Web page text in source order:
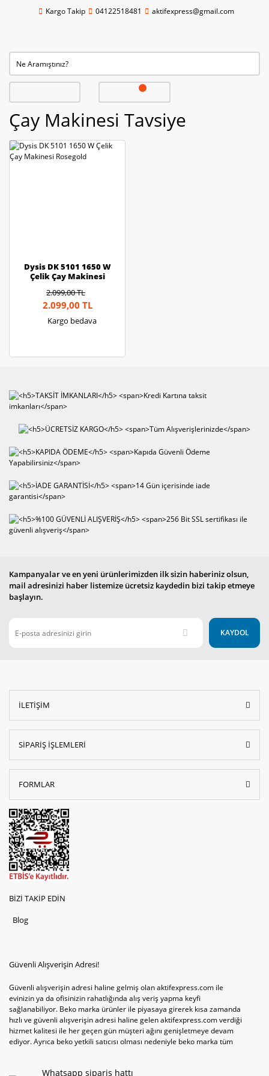
Kargo Takip 04122518481 aktifexpress@gmail.com
Çay Makinesi Tavsiye
Dysis DK 5101 1650 W
Çelik Çay Makinesi
2.099,00 TL
2.099,00 TL
Kargo bedava
Kampanyalar ve en yeni ürünlerimizden ilk sizin haberiniz olsun,
mail adresinizi haber listemize ücretsiz kaydedin bizi takip etmeye
başlayın.
KAYDOL
İLETİŞİM
SİPARİŞ İŞLEMLERİ
FORMLAR
BİZİ TAKİP EDİN
Blog
Güvenli Alışverişin Adresi!
Güvenli alışverişin adresi haline gelmiş olan aktifexpress.com ile
evinizin ya da ofisinizin rahatlığında alış veriş yapma keyfi
sağlanabiliyor. Beko marka ürünler ile piyasaya girerek kısa zamanda
hızlı ve güvenli alışverişin adresi haline gelen aktifexpress.com verdiği
hizmet kalitesi ile her geçen gün müşteri ağını genişletmeye devam
ediyor. Ayrıca beko yetkili satıcısı olması nedeniyle beko marka tüm
televizyon ya da bulaşık makinesi değil aynı zamanda çamaşır makinesi
Whatsapp sipariş hattı